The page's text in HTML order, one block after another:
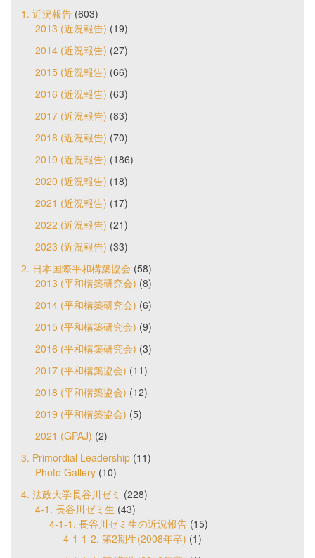
1. 近況報告 (603)
2013 (近況報告) (19)
2014 (近況報告) (27)
2015 (近況報告) (66)
2016 (近況報告) (63)
2017 (近況報告) (83)
2018 (近況報告) (70)
2019 (近況報告) (186)
2020 (近況報告) (18)
2021 (近況報告) (17)
2022 (近況報告) (21)
2023 (近況報告) (33)
2. 日本国際平和構築協会 (58)
2013 (平和構築研究会) (8)
2014 (平和構築研究会) (6)
2015 (平和構築研究会) (9)
2016 (平和構築研究会) (3)
2017 (平和構築協会) (11)
2018 (平和構築協会) (12)
2019 (平和構築協会) (5)
2021 (GPAJ) (2)
3. Primordial Leadership (11)
Photo Gallery (10)
4. 法政大学長谷川ゼミ (228)
4-1. 長谷川ゼミ生 (43)
4-1-1. 長谷川ゼミ生の近況報告 (15)
4-1-1-2. 第2期生(2008年卒) (1)